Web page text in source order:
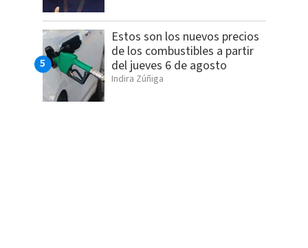
Estos son los nuevos precios
de los combustibles a partir
del jueves 6 de agosto
Indira Zúñiga